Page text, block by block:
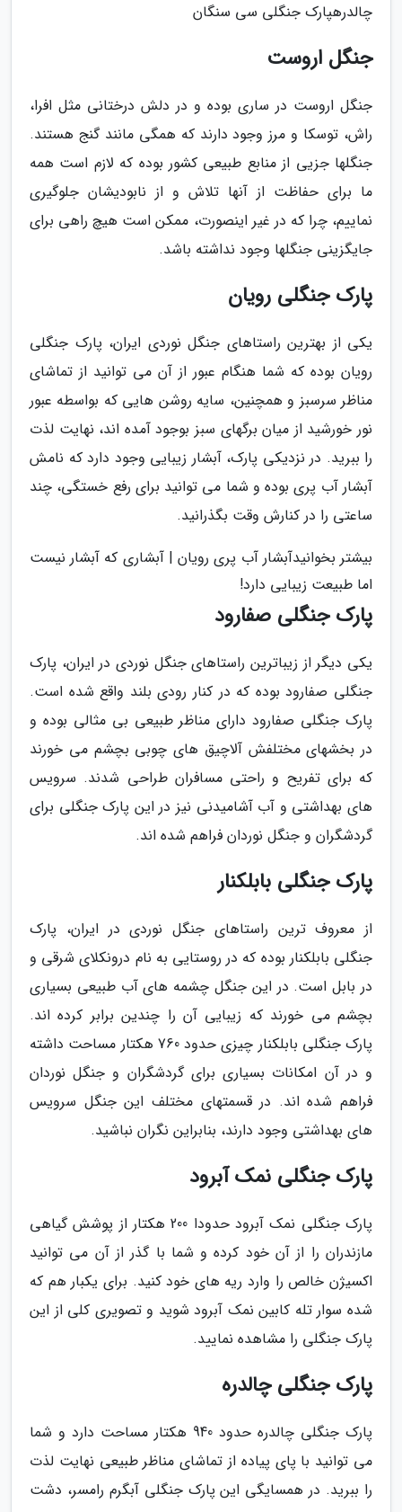
چالدرهپارک جنگلی سی سنگان
جنگل اروست
جنگل اروست در ساری بوده و در دلش درختانی مثل افرا،
راش، توسکا و مرز وجود دارند که همگی مانند گنج هستند.
جنگلها جزیی از منابع طبیعی کشور بوده که لازم است همه
ما برای حفاظت از آنها تلاش و از نابودیشان جلوگیری
نماییم، چرا که در غیر اینصورت، ممکن است هیچ راهی برای
جایگزینی جنگلها وجود نداشته باشد.
پارک جنگلی رویان
یکی از بهترین راستاهای جنگل نوردی ایران، پارک جنگلی
رویان بوده که شما هنگام عبور از آن می توانید از تماشای
مناظر سرسبز و همچنین، سایه روشن هایی که بواسطه عبور
نور خورشید از میان برگهای سبز بوجود آمده اند، نهایت لذت
را ببرید. در نزدیکی پارک، آبشار زیبایی وجود دارد که نامش
آبشار آب پری بوده و شما می توانید برای رفع خستگی، چند
ساعتی را در کنارش وقت بگذرانید.
بیشتر بخوانیدآبشار آب پری رویان | آبشاری که آبشار نیست
اما طبیعت زیبایی دارد!
پارک جنگلی صفارود
یکی دیگر از زیباترین راستاهای جنگل نوردی در ایران، پارک
جنگلی صفارود بوده که در کنار رودی بلند واقع شده است.
پارک جنگلی صفارود دارای مناظر طبیعی بی مثالی بوده و
در بخشهای مختلفش آلاچیق های چوبی بچشم می خورند
که برای تفریح و راحتی مسافران طراحی شدند. سرویس
های بهداشتی و آب آشامیدنی نیز در این پارک جنگلی برای
گردشگران و جنگل نوردان فراهم شده اند.
پارک جنگلی بابلکنار
از معروف ترین راستاهای جنگل نوردی در ایران، پارک
جنگلی بابلکنار بوده که در روستایی به نام درونکلای شرقی و
در بابل است. در این جنگل چشمه های آب طبیعی بسیاری
بچشم می خورند که زیبایی آن را چندین برابر کرده اند.
پارک جنگلی بابلکنار چیزی حدود 760 هکتار مساحت داشته
و در آن امکانات بسیاری برای گردشگران و جنگل نوردان
فراهم شده اند. در قسمتهای مختلف این جنگل سرویس
های بهداشتی وجود دارند، بنابراین نگران نباشید.
پارک جنگلی نمک آبرود
پارک جنگلی نمک آبرود حدودا 200 هکتار از پوشش گیاهی
مازندران را از آن خود کرده و شما با گذر از آن می توانید
اکسیژن خالص را وارد ریه های خود کنید. برای یکبار هم که
شده سوار تله کابین نمک آبرود شوید و تصویری کلی از این
پارک جنگلی را مشاهده نمایید.
پارک جنگلی چالدره
پارک جنگلی چالدره حدود 940 هکتار مساحت دارد و شما
می توانید با پای پیاده از تماشای مناظر طبیعی نهایت لذت
را ببرید. در همسایگی این پارک جنگلی آبگرم رامسر، دشت